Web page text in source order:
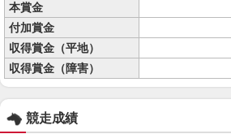
本賞金
付加賞金
収得賞金（平地）
収得賞金（障害）
競走成績